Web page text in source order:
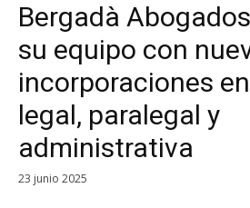
Bergadà
su equipo con
incorporaciones
legal, paralegal y
administrativa
23 junio 2025